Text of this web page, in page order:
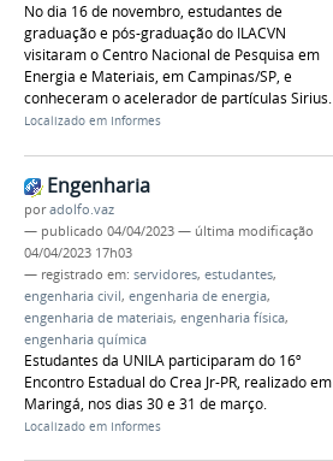
No dia 16 de novembro, estudantes de
graduação e pós-graduação do ILACVN
visitaram o Centro Nacional de Pesquisa em
Energia e Materiais, em Campinas/SP, e
conheceram o acelerador de partículas Sirius.
Localizado em Informes
Engenharia
poradolfo.vaz
— publicado 04/04/2023 — última modificação
04/04/2023 17h03
— registrado em: servidores, estudantes,
engenharia civil, engenharia de energia,
engenharia de materiais, engenharia física,
engenharia química
Estudantes da UNILA participaram do 16º
Encontro Estadual do Crea Jr-PR, realizado em
Maringá, nos dias 30 e 31 de março.
Localizado em Informes